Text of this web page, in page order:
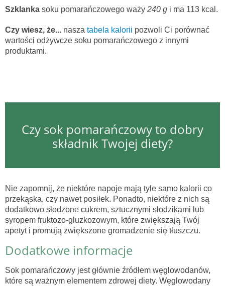
Szklanka soku pomarańczowego waży 240 g i ma 113 kcal.
Czy wiesz, że... nasza tabela kalorii pozwoli Ci porównać
wartości odżywcze soku pomarańczowego z innymi
produktami.
Czy sok pomarańczowy to dobry
składnik Twojej diety?
Nie zapomnij, że niektóre napoje mają tyle samo kalorii co
przekąska, czy nawet posiłek. Ponadto, niektóre z nich są
dodatkowo słodzone cukrem, sztucznymi słodzikami lub
syropem fruktozo-gluzkozowym, które zwiększają Twój
apetyt i promują zwiększone gromadzenie się tłuszczu.
Dodatkowe informacje
Sok pomarańczowy jest głównie źródłem węglowodanów,
które są ważnym elementem zdrowej diety. Węglowodany